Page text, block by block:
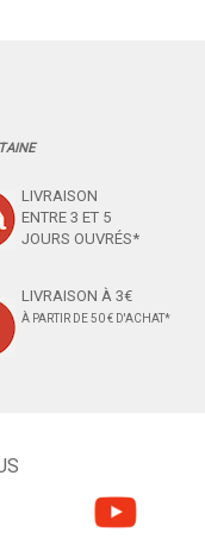
LIVRAISON
ENTRE 3 ET 5
JOURS OUVRÉS*
LIVRAISON À 3€
À PARTIR DE 50 € D'ACHAT*